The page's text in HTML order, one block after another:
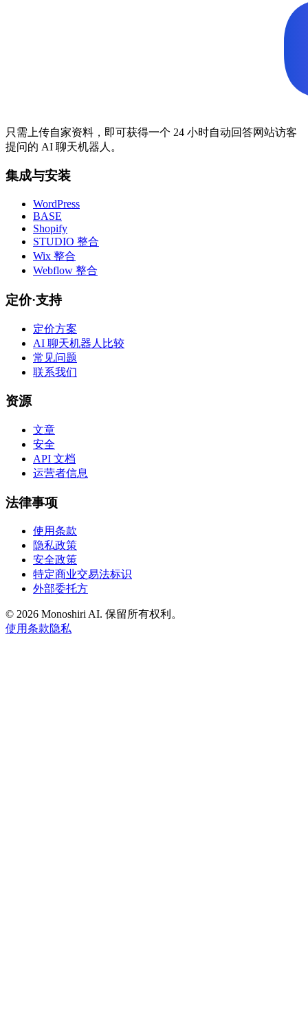
只需上传自家资料，即可获得一个 24 小时自动回答网站访客
提问的 AI 聊天机器人。
集成与安装
WordPress
BASE
Shopify
STUDIO 整合
Wix 整合
Webflow 整合
定价·支持
定价方案
AI 聊天机器人比较
常见问题
联系我们
资源
文章
安全
API 文档
运营者信息
法律事项
使用条款
隐私政策
安全政策
特定商业交易法标识
外部委托方
© 2026 Monoshiri AI. 保留所有权利。
使用条款隐私